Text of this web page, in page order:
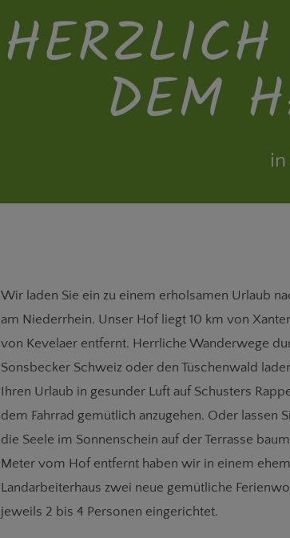
DEM
Wir laden Sie ein zu einem erholsamen Urlaub
am Niederrhein. Unser Hof liegt 10 km von
von Kevelaer entfernt. Herrliche Wanderwege
Sonsbecker Schweiz oder den Tüschenwald
Ihren Urlaub in gesunder Luft auf Schusters
dem Fahrrad gemütlich anzugehen. Oder lassen
die Seele im Sonnenschein auf der Terrasse
Meter vom Hof entfernt haben wir in einem
Landarbeiterhaus zwei neue gemütliche
jeweils 2 bis 4 Personen eingerichtet.